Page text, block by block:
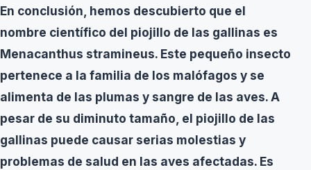
En conclusión, hemos descubierto que el
nombre científico del piojillo de las gallinas es
Menacanthus stramineus. Este pequeño insecto
pertenece a la familia de los malófagos y se
alimenta de las plumas y sangre de las aves. A
pesar de su diminuto tamaño, el piojillo de las
gallinas puede causar serias molestias y
problemas de salud en las aves afectadas. Es